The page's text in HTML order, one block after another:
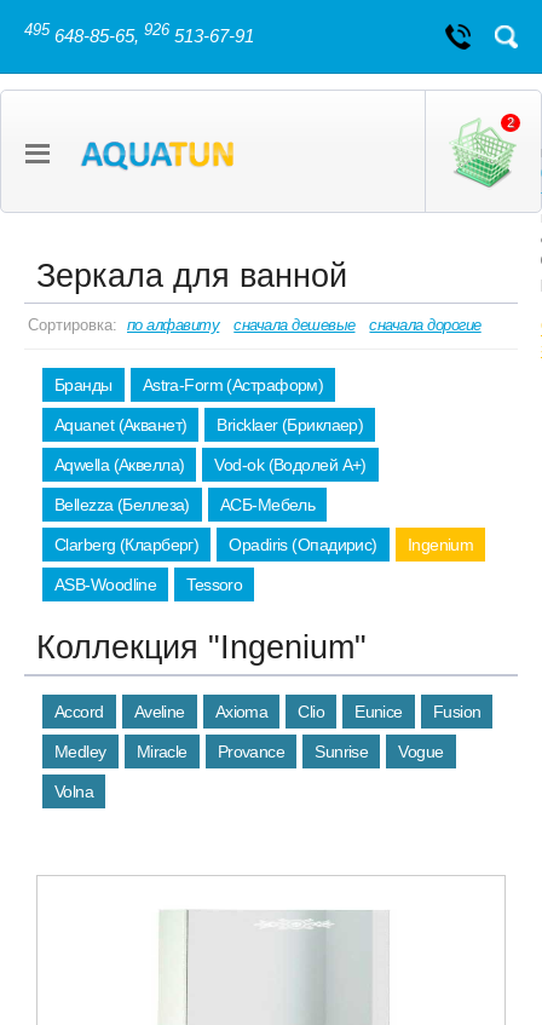
495 648-85-65, 926 513-67-91
2
Зеркала для ванной
Сортировка: по алфавиту сначала дешевые сначала дорогие
Бранды Astra-Form (Астраформ)
Aquanet (Акванет) Bricklaer (Бриклаер)
Aqwella (Аквелла) Vod-ok (Водолей А+)
Bellezza (Беллеза) АСБ-Мебель
Clarberg (Кларберг) Opadiris (Опадирис) Ingenium
ASB-Woodline Tessoro
Коллекция "Ingenium"
Accord Aveline Axioma Clio Eunice Fusion
Medley Miracle Provance Sunrise Vogue
Volna